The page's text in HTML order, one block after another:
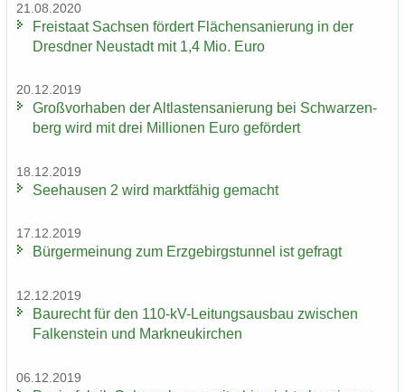
21.08.2020
Frei­staat Sach­sen för­dert Flä­chen­sa­nie­rung in der
Dresd­ner Neu­stadt mit 1,4 Mio. Euro
20.12.2019
Groß­vor­ha­ben der Alt­las­ten­sa­nie­rung bei Schwar­zen­
berg wird mit drei Mil­lio­nen Euro ge­för­dert
18.12.2019
See­hau­sen 2 wird markt­fä­hig ge­macht
17.12.2019
Bür­ger­mei­nung zum Erz­ge­birgs­tun­nel ist ge­fragt
12.12.2019
Bau­recht für den 110-​kV-Leitungsausbau zwi­schen
Fal­ken­stein und Mark­neu­kir­chen
06.12.2019